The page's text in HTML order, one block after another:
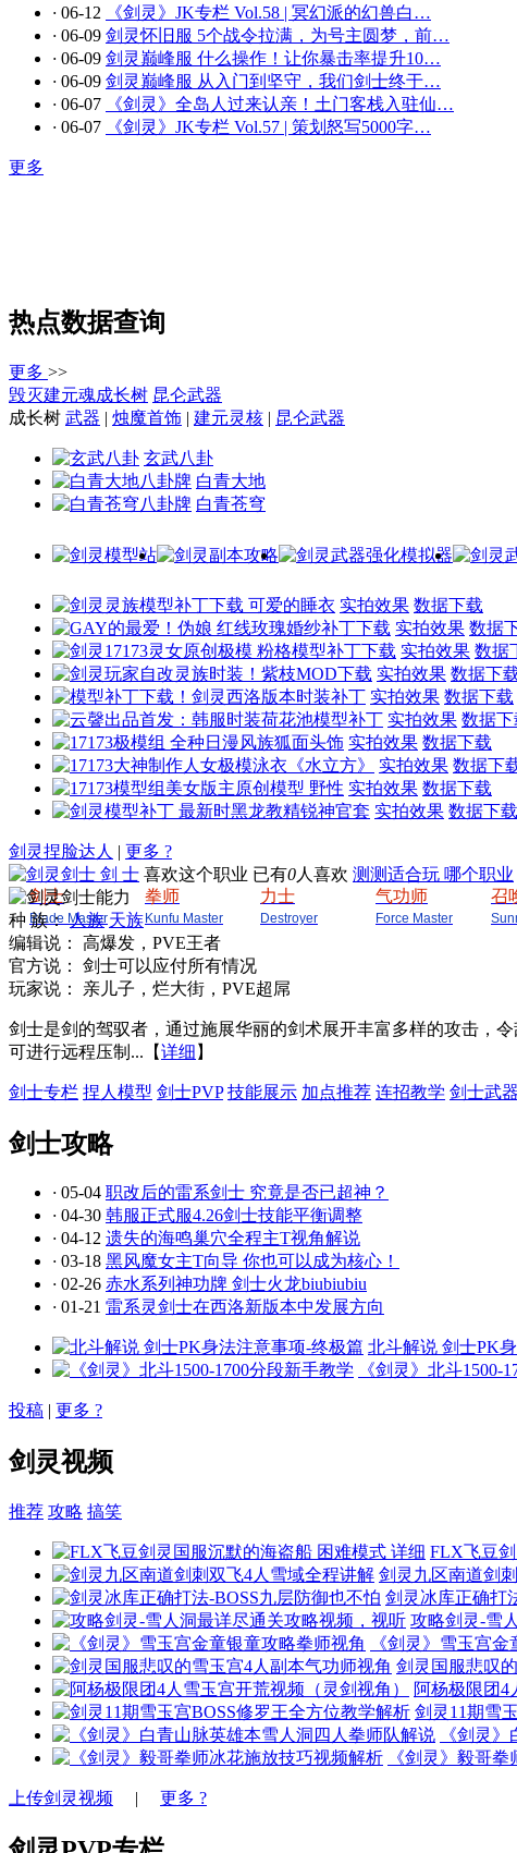
· 06-12
《剑灵》JK专栏 Vol.58 | 冥幻派的幻兽白…
· 06-09 剑灵怀旧服 5个战令拉满，为号主圆梦，前…
· 06-09 剑灵巅峰服 什么操作！让你暴击率提升10…
· 06-09 剑灵巅峰服 从入门到坚守，我们剑士终于…
· 06-07
《剑灵》全岛人过来认亲！土门客栈入驻仙…
· 06-07 《剑灵》JK专栏 Vol.57 | 策划怒写5000字…
更多
热点数据查询
更多 >>
毁灭建元魂成长树 昆仑武器
成长树 武器 | 烛魔首饰 | 建元灵核 | 昆仑武器
玄武八卦
白青大地
白青苍穹
实拍效果 数据下载
实拍效果 数据
实拍效果 数据
实拍效果 数据下
实拍效果 数据下载
实拍效果 数据下
实拍效果 数据下载
实拍效果 数据下
实拍效果 数据下载
实拍效果 数据下载
剑灵捏脸达人 | 更多 ?
剑士
Blade Master
拳师
Kunfu Master
力士
Destroyer
气功师
Force Master
召
剑 士 喜欢这个职业 已有0人喜欢 测测适合玩 哪个职业
种 族： 人族 天族
编辑说：
高爆发，PVE王者
官方说：
剑士可以应付所有情况
玩家说：
亲儿子，烂大街，PVE超屌
剑士是剑的驾驭者，通过施展华丽的剑术展开丰富多样的攻击，
可进行远程压制... 【详细 】
剑士专栏 捏人模型 剑士PVP 技能展示 加点推荐 连招教学 剑士武器
剑士攻略
· 05-04 职改后的雷系剑士 究竟是否已超神？
· 04-30 韩服正式服4.26剑士技能平衡调整
· 04-12 遗失的海鸣巢穴全程主T视角解说
· 03-18 黑风魔女主T向导 你也可以成为核心！
· 02-26 赤水系列神功牌 剑士火龙biubiubiu
· 01-21 雷系灵剑士在西洛新版本中发展方向
北斗解说 剑士PK
《剑灵》北斗1500-
投稿 | 更多 ?
剑灵视频
推荐 攻略 搞笑
FLX飞豆
剑灵九区南道剑
剑灵冰库正确打
攻略剑灵-雪
《剑灵》雪玉宫
剑灵国服悲叹
阿杨极限团
剑灵11期雪
《剑灵
《剑灵》毅哥
上传剑灵视频 | 更多 ?